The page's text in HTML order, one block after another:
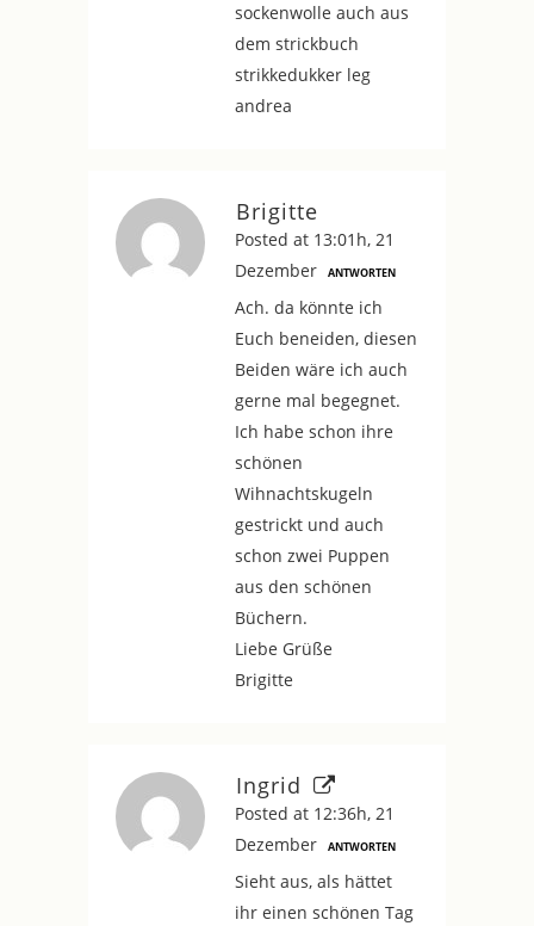
sockenwolle auch aus
dem strickbuch
strikkedukker leg
andrea
Brigitte
Posted at 13:01h, 21
Dezember
ANTWORTEN
Ach. da könnte ich
Euch beneiden, diesen
Beiden wäre ich auch
gerne mal begegnet.
Ich habe schon ihre
schönen
Wihnachtskugeln
gestrickt und auch
schon zwei Puppen
aus den schönen
Büchern.
Liebe Grüße
Brigitte
Ingrid
Posted at 12:36h, 21
Dezember
ANTWORTEN
Sieht aus, als hättet
ihr einen schönen Tag